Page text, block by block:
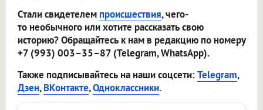
Стали свидетелем происшествия, чего-
то необычного или хотите рассказать свою
историю? Обращайтесь к нам в редакцию по номеру
+7 (993) 003–35–87 (Telegram, WhatsApp).
Также подписывайтесь на наши соцсети:Telegram,
Дзен,ВКонтакте,Одноклассники.